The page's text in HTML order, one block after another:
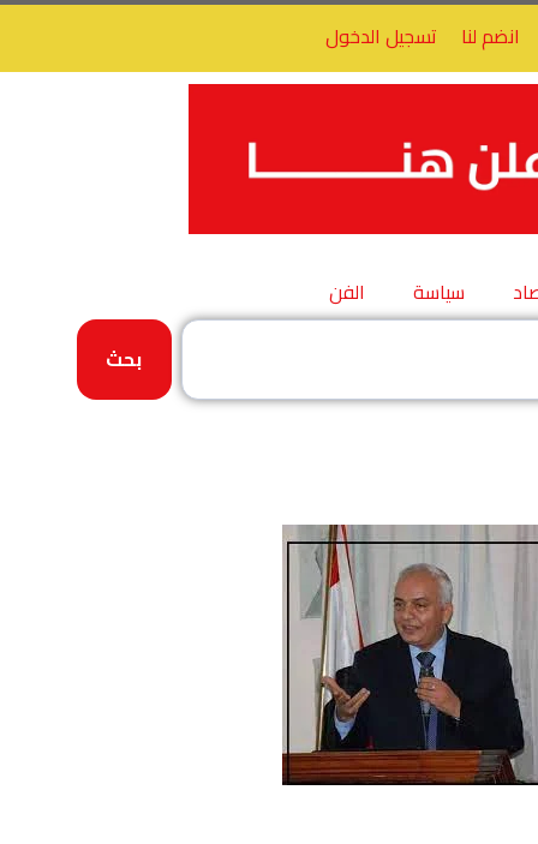
انضم لنا تسجيل الدخول
سياسة
الفن
بحث